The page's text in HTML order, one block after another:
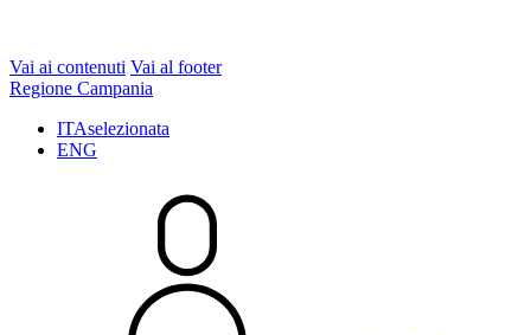
Vai ai contenuti Vai al footer
Regione Campania
ITAselezionata
ENG